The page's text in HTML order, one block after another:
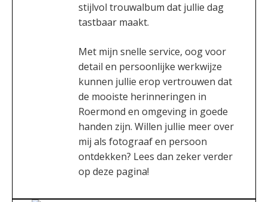
stijlvol trouwalbum dat jullie dag
tastbaar maakt.
Met mijn snelle service, oog voor
detail en persoonlijke werkwijze
kunnen jullie erop vertrouwen dat
de mooiste herinneringen in
Roermond en omgeving in goede
handen zijn. Willen jullie meer over
mij als fotograaf en persoon
ontdekken? Lees dan zeker verder
op deze pagina!